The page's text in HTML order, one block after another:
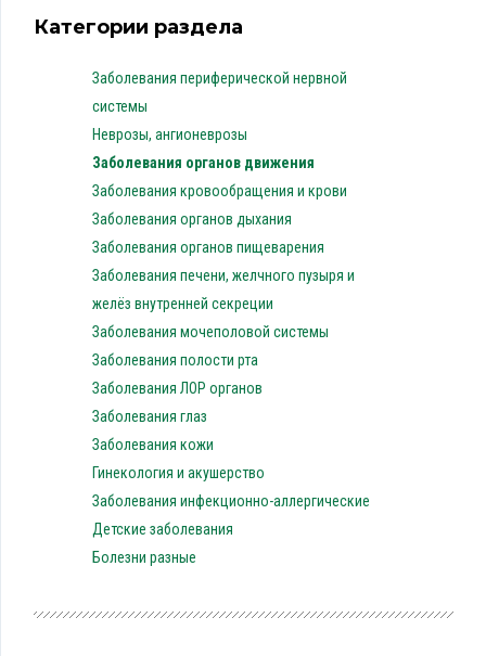
Категории раздела
Заболевания периферической нервной
системы
Неврозы, ангионеврозы
Заболевания органов движения
Заболевания кровообращения и крови
Заболевания органов дыхания
Заболевания органов пищеварения
Заболевания печени, желчного пузыря и
желёз внутренней секреции
Заболевания мочеполовой системы
Заболевания полости рта
Заболевания ЛОР органов
Заболевания глаз
Заболевания кожи
Гинекология и акушерство
Заболевания инфекционно-аллергические
Детские заболевания
Болезни разные